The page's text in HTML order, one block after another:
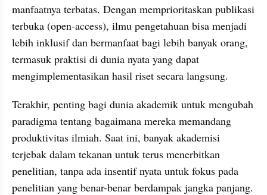
manfaatnya terbatas. Dengan memprioritaskan publikasi
terbuka (open-access), ilmu pengetahuan bisa menjadi
lebih inklusif dan bermanfaat bagi lebih banyak orang,
termasuk praktisi di dunia nyata yang dapat
mengimplementasikan hasil riset secara langsung.
Terakhir, penting bagi dunia akademik untuk mengubah
paradigma tentang bagaimana mereka memandang
produktivitas ilmiah. Saat ini, banyak akademisi
terjebak dalam tekanan untuk terus menerbitkan
penelitian, tanpa ada insentif nyata untuk fokus pada
penelitian yang benar-benar berdampak jangka panjang.